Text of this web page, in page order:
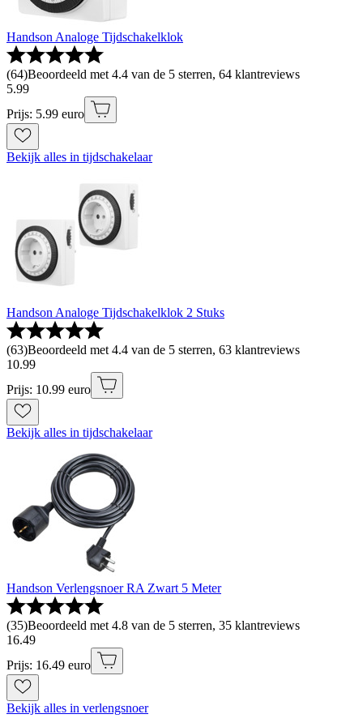
Handson Analoge Tijdschakelklok
(64)Beoordeeld met 4.4 van de 5 sterren, 64 klantreviews
5.99
Prijs: 5.99 euro
Bekijk alles in tijdschakelaar
Handson Analoge Tijdschakelklok 2 Stuks
(63)Beoordeeld met 4.4 van de 5 sterren, 63 klantreviews
10.99
Prijs: 10.99 euro
Bekijk alles in tijdschakelaar
Handson Verlengsnoer RA Zwart 5 Meter
(35)Beoordeeld met 4.8 van de 5 sterren, 35 klantreviews
16.49
Prijs: 16.49 euro
Bekijk alles in verlengsnoer